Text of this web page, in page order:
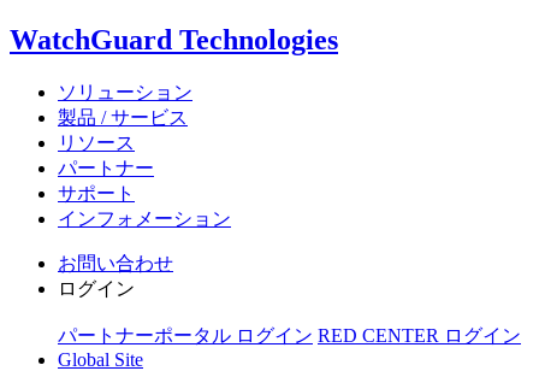
WatchGuard Technologies
ソリューション
製品 / サービス
リソース
パートナー
サポート
インフォメーション
お問い合わせ
ログイン
パートナーポータル ログイン RED CENTER ログイン
Global Site